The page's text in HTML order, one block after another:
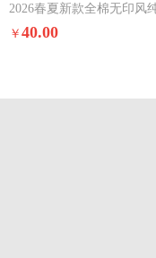
￥40.00